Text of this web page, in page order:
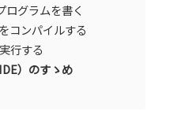
ログラムを書く
コンパイルする
行する
）のすゝめ